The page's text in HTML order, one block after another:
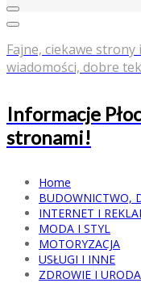
Fajne, ciekawe
wiadomości, dobre
Informacje
stronami!
Home
BUDOWNICTWO,
INTERNET I
MODA I STYL
MOTORYZACJA
USŁUGI I INNE
ZDROWIE I URODA